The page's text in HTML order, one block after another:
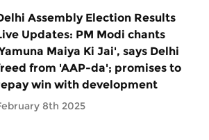
Assembly Election Results
Updates: PM Modi chants
Maiya Ki Jai', says Delhi
from 'AAP-da'; promises to
win with development
8th 2025